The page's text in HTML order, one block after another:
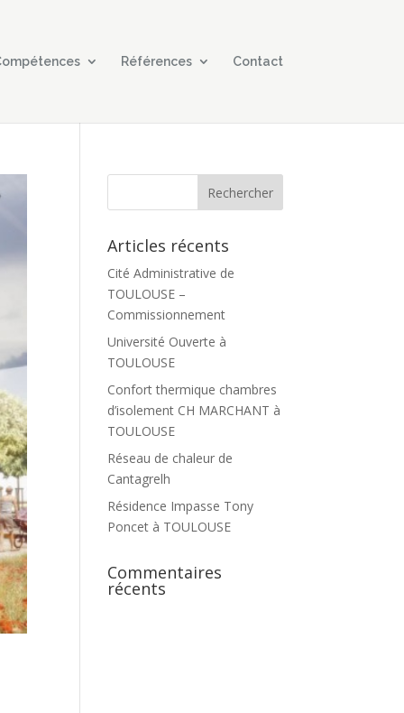
Références Contact
Articles récents
Cité Administrative de
TOULOUSE –
Commissionnement
Université Ouverte à
TOULOUSE
Confort thermique chambres
d’isolement CH MARCHANT à
TOULOUSE
Réseau de chaleur de
Cantagrelh
Résidence Impasse Tony
Poncet à TOULOUSE
Commentaires
récents